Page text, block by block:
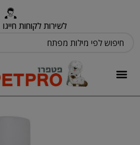
לשירות לקוחות חייגו